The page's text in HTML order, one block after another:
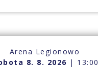
Arena Legionowo
8. 8. 2026 | 13:00